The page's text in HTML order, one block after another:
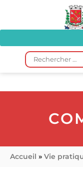
Accueil » Vie